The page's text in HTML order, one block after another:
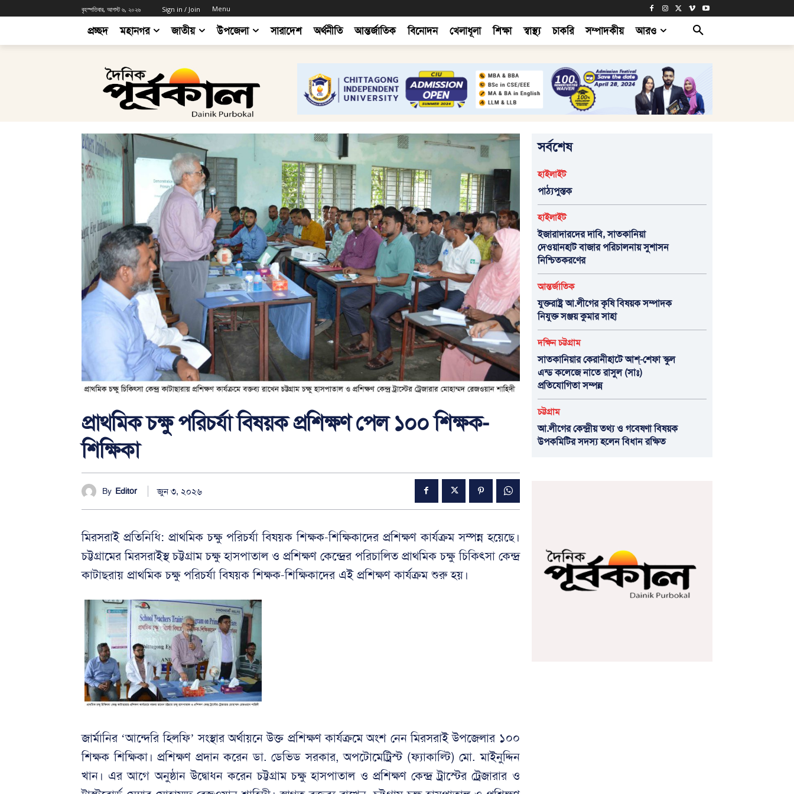
বৃহস্পতিবার, আগস্ট ৬, ২০২৬ Sign in / Join Menu
প্রচ্ছদ মহানগর জাতীয় উপজেলা সারাদেশ অর্থনীতি আন্তর্জাতিক বিনোদন খেলাধূলা শিক্ষা স্বাস্থ্য চাকরি সম্পাদকীয় আরও
প্রাথমিক চক্ষু পরিচর্যা বিষয়ক প্রশিক্ষণ পেল ১০০ শিক্ষক-
শিক্ষিকা
By Editor জুন ৩, ২০২৬
মিরসরাই প্রতিনিধি: প্রাথমিক চক্ষু পরিচর্যা বিষয়ক শিক্ষক-শিক্ষিকাদের প্রশিক্ষণ কার্যক্রম সম্পন্ন হয়েছে।
চট্টগ্রামের মিরসরাইস্থ চট্টগ্রাম চক্ষু হাসপাতাল ও প্রশিক্ষণ কেন্দ্রের পরিচালিত প্রাথমিক চক্ষু চিকিৎসা কেন্দ্র
কাটাছরায় প্রাথমিক চক্ষু পরিচর্যা বিষয়ক শিক্ষক-শিক্ষিকাদের এই প্রশিক্ষণ কার্যক্রম শুরু হয়।
জার্মানির ‘আন্দেরি হিলফি’ সংস্থার অর্থায়নে উক্ত প্রশিক্ষণ কার্যক্রমে অংশ নেন মিরসরাই উপজেলার ১০০
শিক্ষক শিক্ষিকা। প্রশিক্ষণ প্রদান করেন ডা. ডেভিড সরকার, অপটোমেট্রিস্ট (ফ্যাকাল্টি) মো. মাইনুদ্দিন
খান। এর আগে অনুষ্ঠান উদ্বোধন করেন চট্টগ্রাম চক্ষু হাসপাতাল ও প্রশিক্ষণ কেন্দ্র ট্রাস্টের ট্রেজারার ও
সর্বশেষ
হাইলাইট
পাঠ্যপুস্তক
হাইলাইট
ইজারাদারদের দাবি, সাতকানিয়া
দেওয়ানহাট বাজার পরিচালনায় সুশাসন
নিশ্চিতকরণের
আন্তর্জাতিক
যুক্তরাষ্ট্র আ.লীগের কৃষি বিষয়ক সম্পাদক
নিযুক্ত সঞ্জয় কুমার সাহা
দক্ষিন চট্টগ্রাম
সাতকানিয়ার কেরানীহাটে আশ্-শেফা স্কুল
এন্ড কলেজে নাতে রাসুল (সাঃ)
প্রতিযোগিতা সম্পন্ন
চট্টগ্রাম
আ.লীগের কেন্দ্রীয় তথ্য ও গবেষণা বিষয়ক
উপকমিটির সদস্য হলেন বিধান রক্ষিত